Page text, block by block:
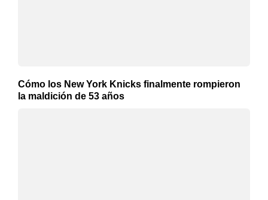
Cómo los New York Knicks finalmente rompieron
la maldición de 53 años